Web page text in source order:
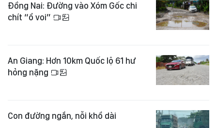
Đồng Nai: Đường vào Xóm Gốc chi
chít “ổ voi”
An Giang: Hơn 10km Quốc lộ 61 hư
hỏng nặng
Con đường ngắn, nỗi khổ dài